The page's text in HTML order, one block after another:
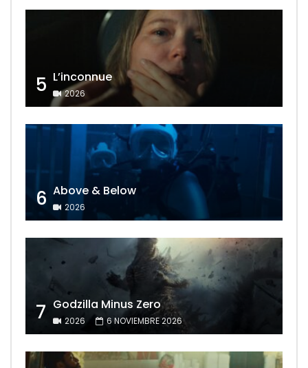
5 L’inconnue
2026
6 Above & Below
2026
7 Godzilla Minus Zero
2026 6 NOVIEMBRE 2026